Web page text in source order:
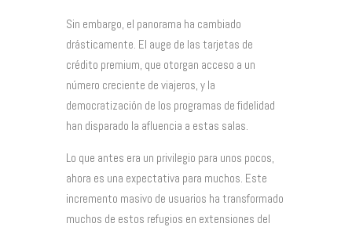
Sin embargo, el panorama ha cambiado
drásticamente. El auge de las tarjetas de
crédito premium, que otorgan acceso a un
número creciente de viajeros, y la
democratización de los programas de fidelidad
han disparado la afluencia a estas salas.
Lo que antes era un privilegio para unos pocos,
ahora es una expectativa para muchos. Este
incremento masivo de usuarios ha transformado
muchos de estos refugios en extensiones del